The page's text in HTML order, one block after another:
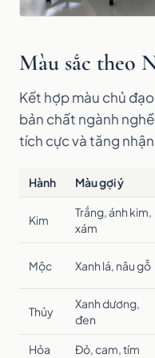
Màu sắc theo
Kết hợp màu chủ
bản chất ngành
tích cực và tăng
Hành Màu gợi ý
Kim
Trắng, ánh kim,
xám
Mộc Xanh lá, nâu gỗ
Thủy
Xanh dương,
đen
Hỏa Đỏ, cam, tím